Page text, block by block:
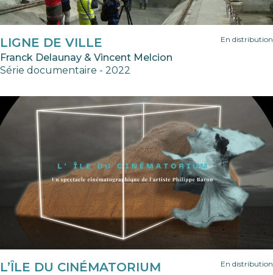
En distribution
LIGNE DE VILLE
Franck Delaunay & Vincent Melcion
Série documentaire - 2022
En distribution
L’ÎLE DU CINÉMATORIUM